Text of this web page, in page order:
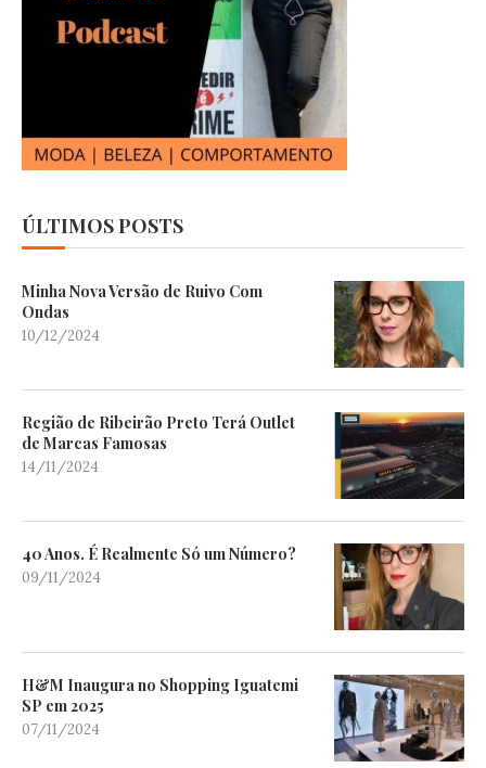
ÚLTIMOS POSTS
Minha Nova Versão de Ruivo Com
Ondas
10/12/2024
Região de Ribeirão Preto Terá Outlet
de Marcas Famosas
14/11/2024
40 Anos. É Realmente Só um Número?
09/11/2024
H&M Inaugura no Shopping Iguatemi
SP em 2025
07/11/2024